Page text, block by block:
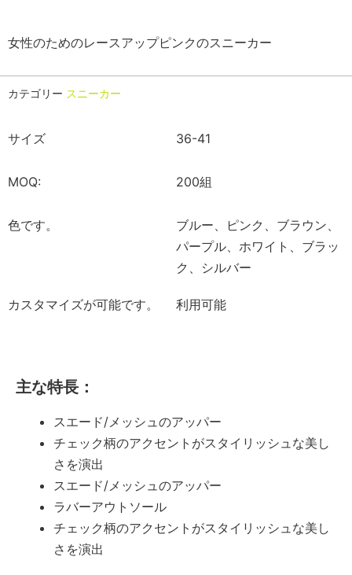
女性のためのレースアップピンクのスニーカー
カテゴリー スニーカー
サイズ 36-41
MOQ: 200組
色です。
ブルー、ピンク、ブラウン、
パープル、ホワイト、ブラッ
ク、シルバー
カスタマイズが可能です。 利用可能
主な特長：
スエード/メッシュのアッパー
チェック柄のアクセントがスタイリッシュな美し
さを演出
スエード/メッシュのアッパー
ラバーアウトソール
チェック柄のアクセントがスタイリッシュな美し
さを演出